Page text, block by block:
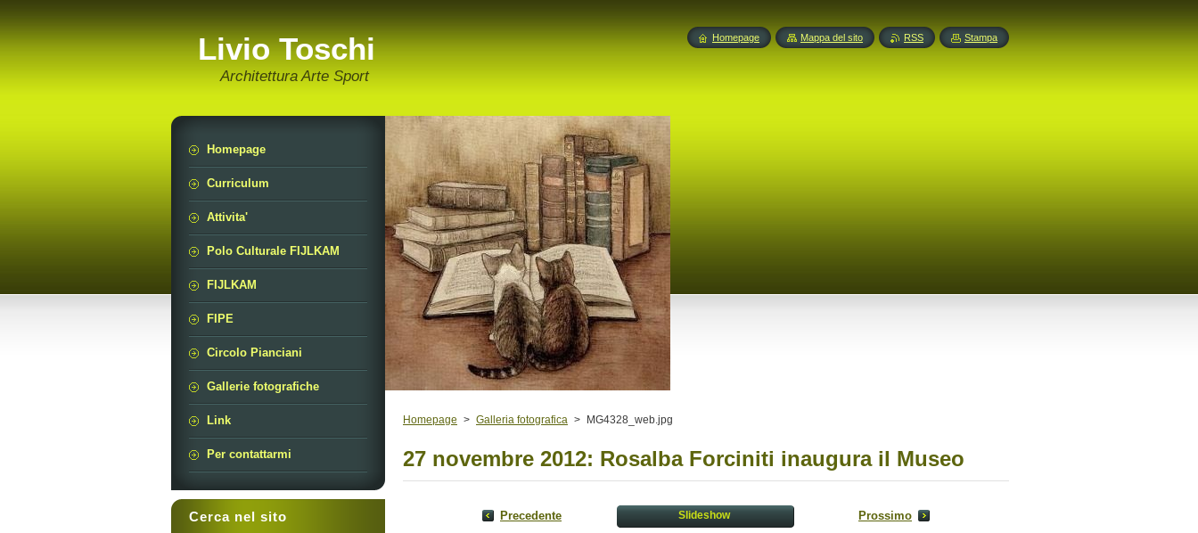
Livio Toschi
Architettura Arte Sport
Homepage > Galleria fotografica > MG4328_web.jpg
27 novembre 2012: Rosalba Forciniti inaugura il Museo
Precedente Slideshow Prossimo
Homepage
Curriculum
Attivita'
Polo Culturale FIJLKAM
FIJLKAM
FIPE
Circolo Pianciani
Gallerie fotografiche
Link
Per contattarmi
Cerca nel sito
Homepage Mappa del sito RSS Stampa